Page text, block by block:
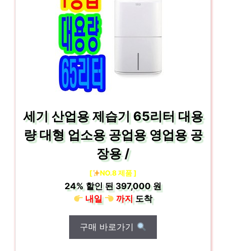
세기 산업용 제습기 65리터 대용
량 대형 업소용 공업용 영업용 공
장용 /
[ NO.8 제품 ]
24%할인 된397,000 원
내일
까지도착
구매 바로가기